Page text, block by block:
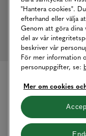
"Hantera cookies".
efterhand eller välja
Genom att göra dina
del av vår
beskriver vår
För mer information
personuppgifter, se:
Mer om cookies